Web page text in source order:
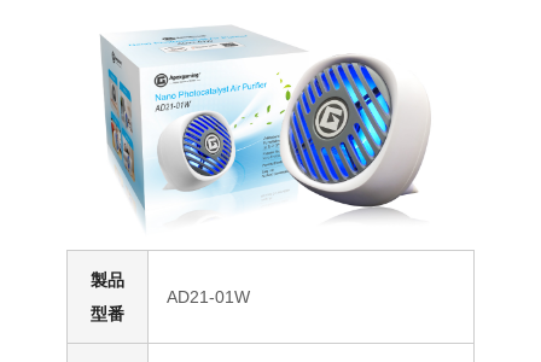
製品
型番
AD21-01W